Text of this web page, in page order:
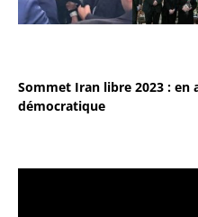
Sommet Iran libre 2023 : en
démocratique